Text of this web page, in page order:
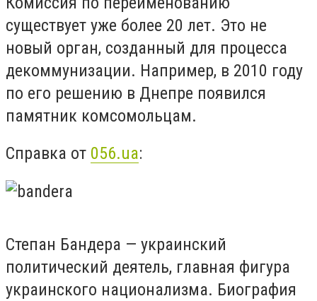
существует уже более 20 лет. Это не
новый орган, созданный для процесса
декоммунизации. Например, в 2010 году
по его решению в Днепре появился
памятник комсомольцам.
Справка от 056.ua:
Степан Бандера — украинский
политический деятель, главная фигура
украинского национализма. Биография